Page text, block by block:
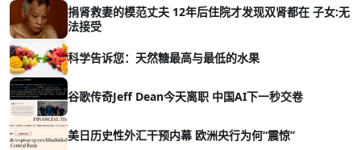
捐肾救妻的模范丈夫 12年后住院才发现双肾都在 子女:无
法接受
科学告诉您：天然糖最高与最低的水果
谷歌传奇Jeff Dean今天离职 中国AI下一秒交卷
美日历史性外汇干预内幕 欧洲央行为何“震惊”